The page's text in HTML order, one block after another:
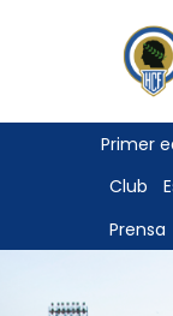
Primer
Club
Prensa